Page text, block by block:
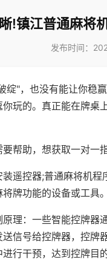
!镇江普通麻将
发布时间：
绽"，也没有能让你稳
玩的。真正能在牌桌
帮助，想获取一对一
遥控器;普通麻将机
牌功能的设备或工具。
理：一些智能控牌器
信号给控牌器，控牌
行干预，达到控牌目的